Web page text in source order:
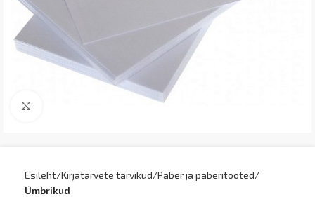
Esileht Kirjatarvete tarvikud Paber ja paberitooted
Ümbrikud